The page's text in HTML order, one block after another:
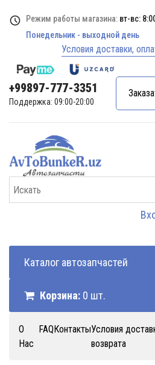
Режим работы магазина: вт-вс:
Понедельник - выходной день
Условия доставки,
+99897-777-3351
Поддержка: 09:00-20:00
Каталог автозапчастей
Корзина: 0 шт.
О
Нас
FAQКонтактыУсловия
возврата